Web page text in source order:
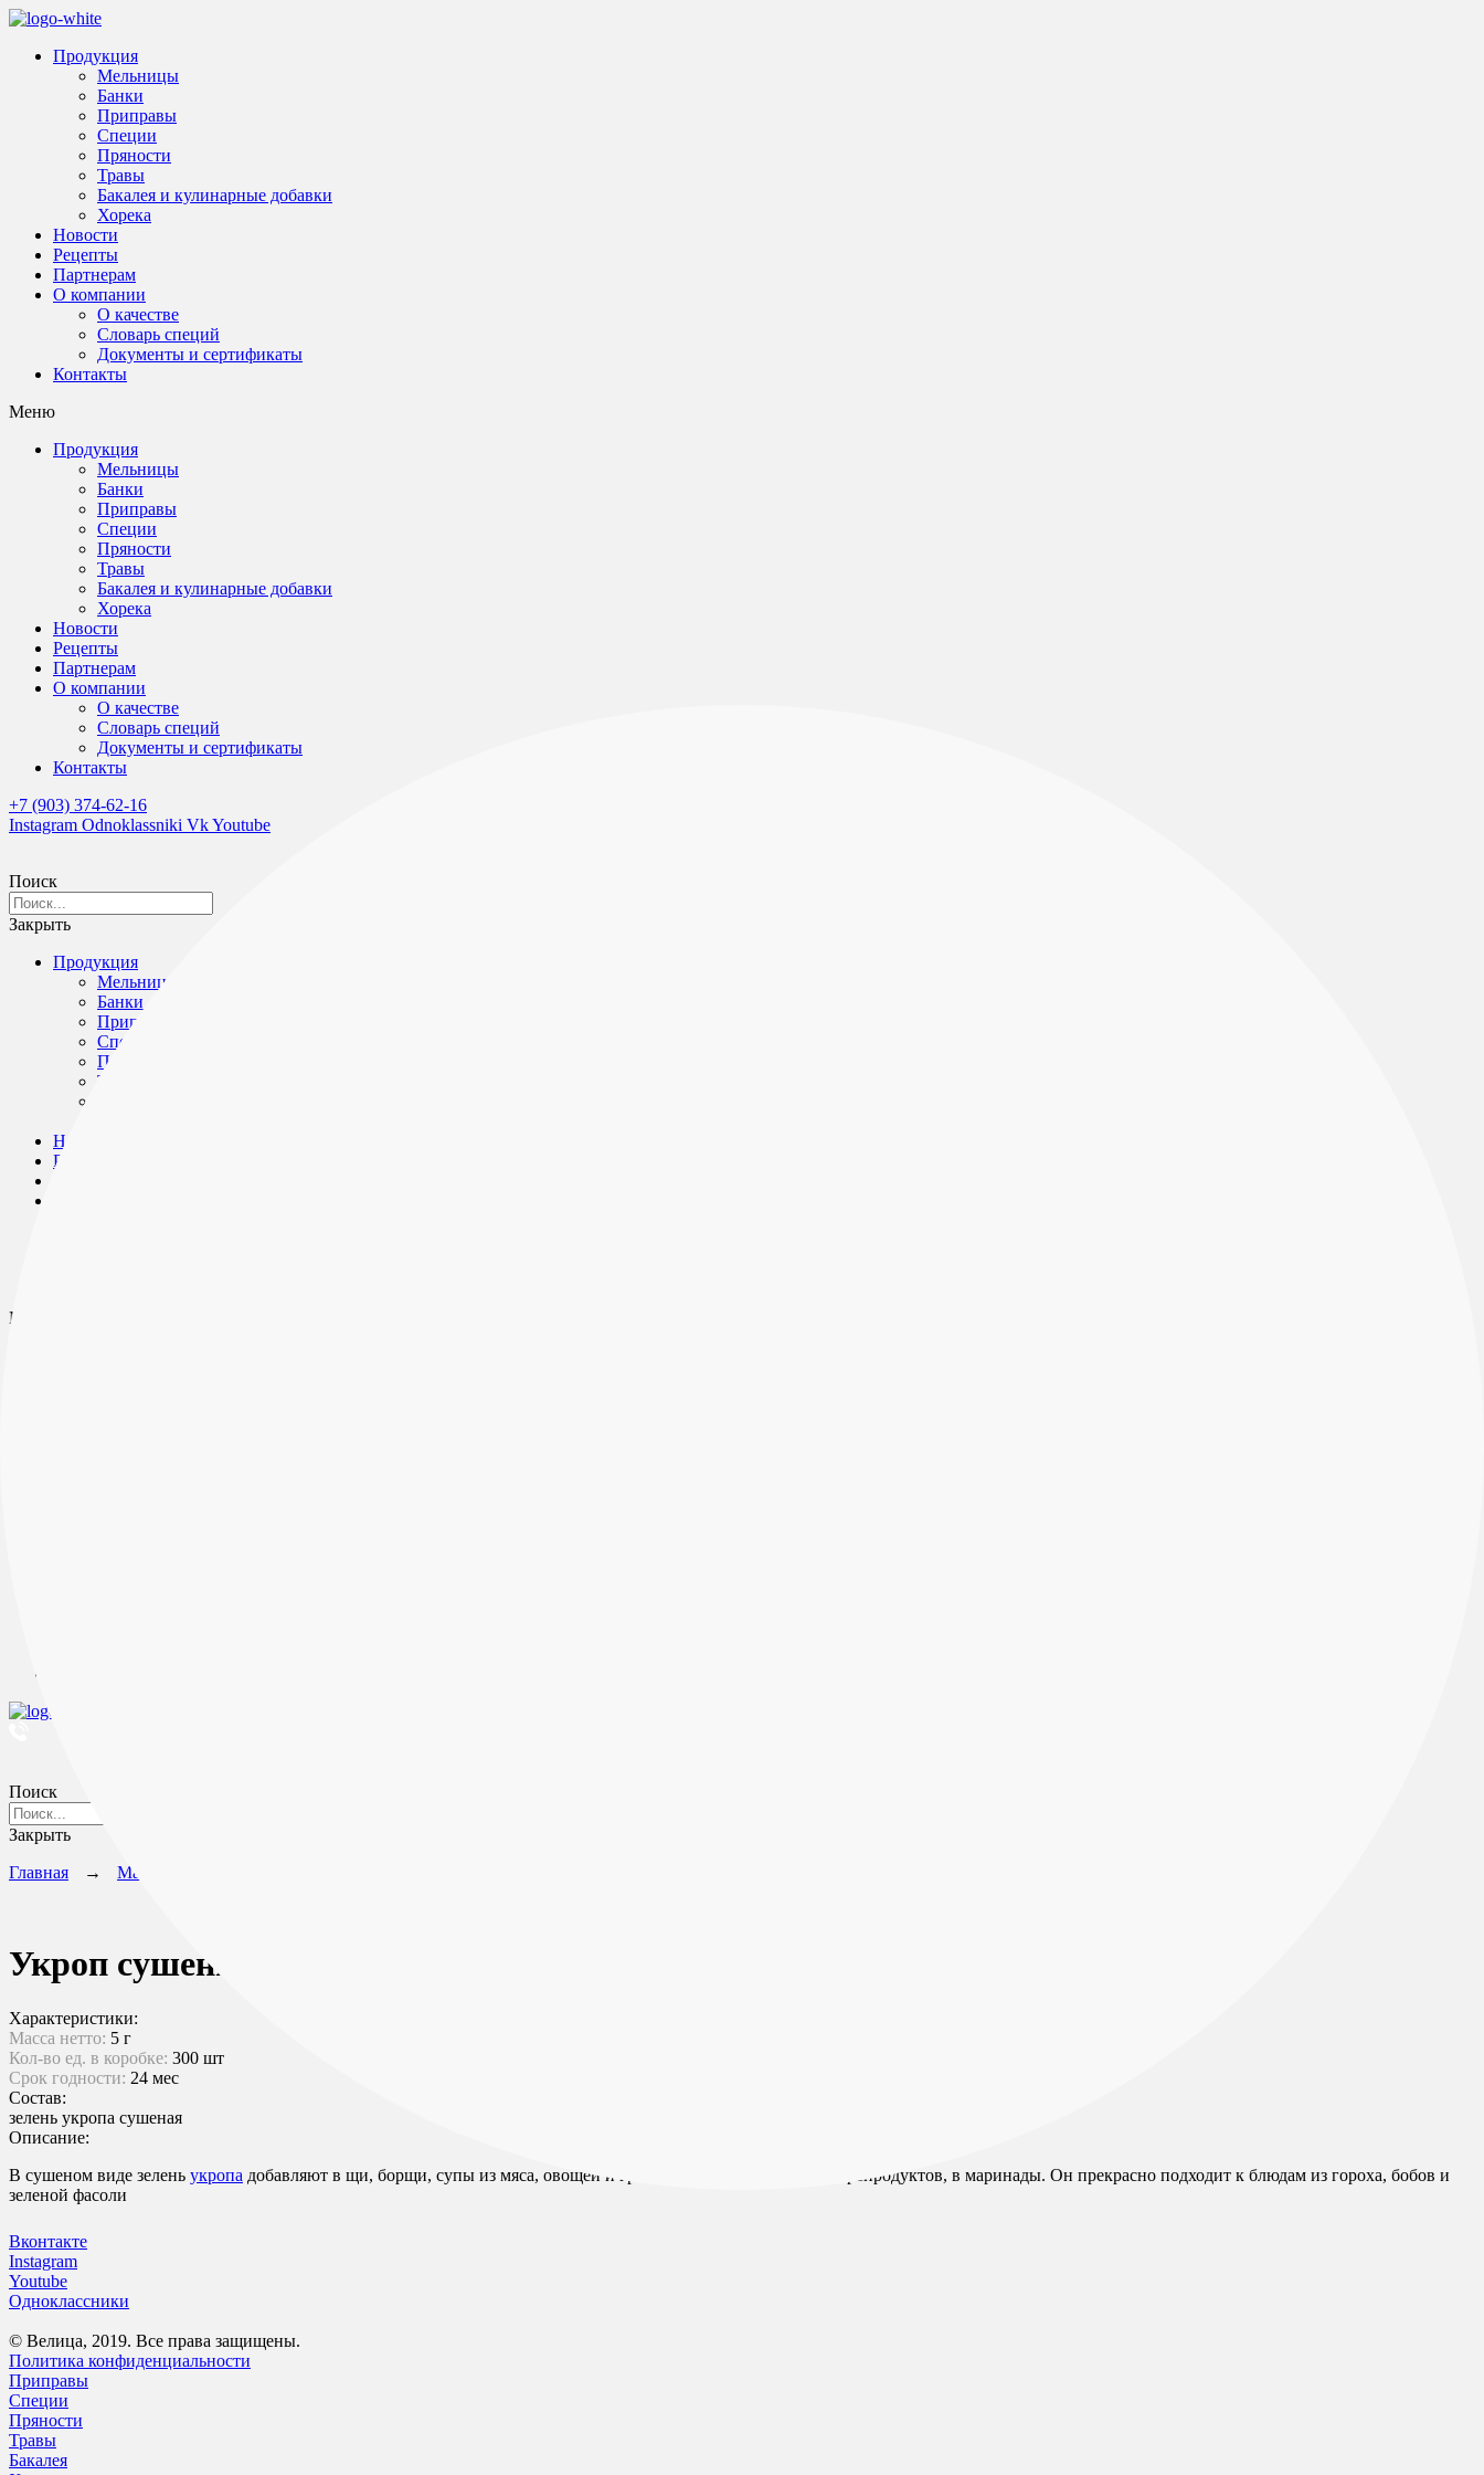
Продукция
Мельницы
Банки
Приправы
Специи
Пряности
Травы
Бакалея и кулинарные добавки
Хорека
Новости
Рецепты
Партнерам
О компании
О качестве
Словарь специй
Документы и сертификаты
Контакты
Меню
Продукция
Мельницы
Банки
Приправы
Специи
Пряности
Травы
Бакалея и кулинарные добавки
Хорека
Новости
Рецепты
Партнерам
О компании
О качестве
Словарь специй
Документы и сертификаты
Контакты
+7 (903) 374-62-16
Instagram Odnoklassniki VkYoutube
Поиск
Закрыть
Продукция
Мельницы
Банки
Приправы
Специи
Пряности
Травы
Новости
Рецепты
Меню
Поиск
Закрыть
Главная
→ Магазин
Укроп сушеный
Характеристики:
Масса нетто: 5 г
Кол-во ед. в коробке: 300 шт
Срок годности: 24 мес
Состав:
зелень укропа сушеная
Описание:
В сушеном виде зелень укропа добавляют в щи, борщи, супы из мяса, овощей и грибов, в блюда из рыбы и морепродуктов, в маринады. Он прекрасно подходит к блюдам из гороха, бобов и
зеленой фасоли
Вконтакте
Instagram
Youtube
Одноклассники
© Велица, 2019. Все права защищены.
Политика конфиденциальности
Приправы
Специи
Пряности
Травы
Бакалея